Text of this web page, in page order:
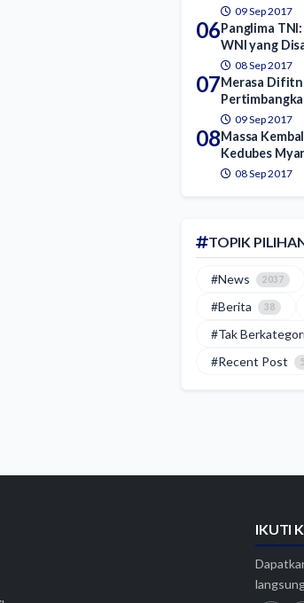
09 Sep 2017
06Panglima
WNI yang
08 Sep 2017
07Merasa
09 Sep 2017
08Massa
Kedubes
08 Sep 2017
TOPIK
#News 2037
#Berita 38
#Tak
#Recent Post 5
IKUTI